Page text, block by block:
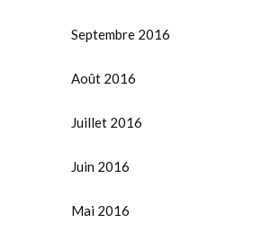
Septembre 2016
Août 2016
Juillet 2016
Juin 2016
Mai 2016